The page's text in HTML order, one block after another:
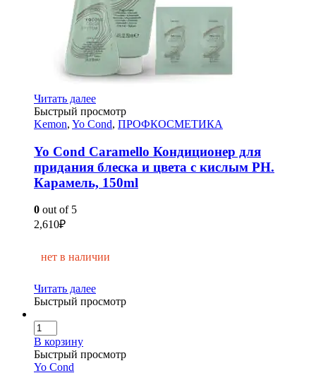
Читать далее
Быстрый просмотр
Kemon, Yo Cond, ПРОФКОСМЕТИКА
Yo Cond Caramello Кондиционер для
придания блеска и цвета с кислым PH.
Карамель, 150ml
0 out of 5
2,610₽
нет в наличии
Читать далее
Быстрый просмотр
В корзину
Быстрый просмотр
Yo Cond